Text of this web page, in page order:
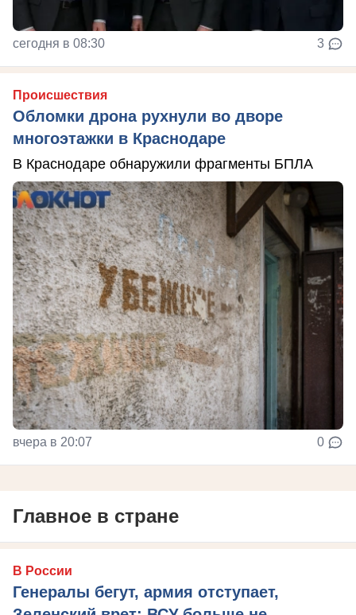
сегодня в 08:30 3
Происшествия
Обломки дрона рухнули во дворе
многоэтажки в Краснодаре
В Краснодаре обнаружили фрагменты БПЛА
вчера в 20:07 0
Главное в стране
В России
Генералы бегут, армия отступает,